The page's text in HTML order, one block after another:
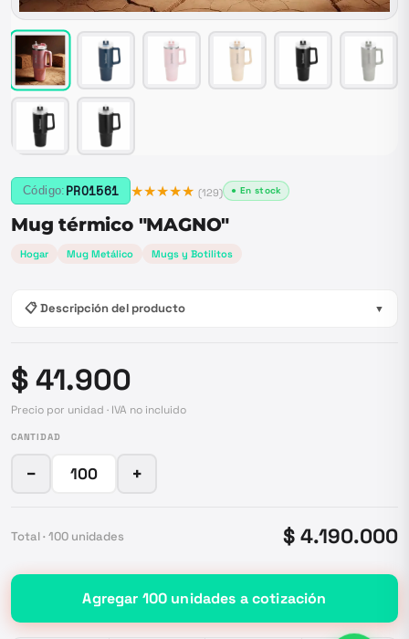
Código: PRO1561 ★★★★★ (129) ● En stock
Mug térmico "MAGNO"
Hogar Mug Metálico Mugs y Botilitos
📋 Descripción del producto ▼
$ 41.900
Precio por unidad · IVA no incluido
CANTIDAD
− +
Total · 100 unidades $ 4.190.000
Agregar 100 unidades a cotización